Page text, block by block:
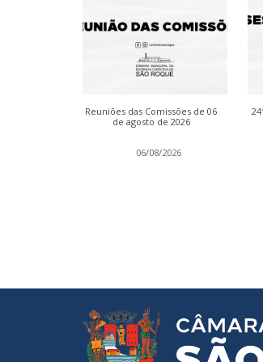
Reuniões das Comissões de 06
de agosto de 2026
06/08/2026